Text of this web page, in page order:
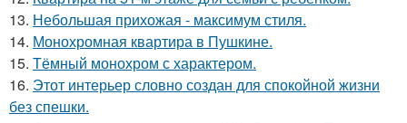
13. Небольшая прихожая - максимум стиля.
14. Монохромная квартира в Пушкине.
15. Тёмный монохром с характером.
16. Этот интерьер словно создан для спокойной жизни
без спешки.